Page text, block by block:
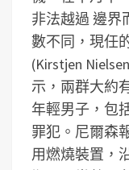
非法越過 邊界
數不同，現任
(Kirstjen
示，兩群大約
年輕男子，包
罪犯。尼爾森
用燃燒裝置，